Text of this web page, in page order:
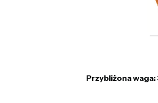
Przybliżona waga: